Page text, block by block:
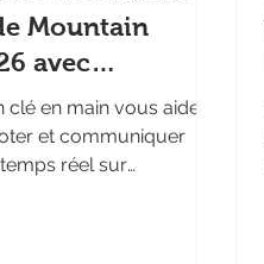
Mountain
avec
en main vous aidera
et communiquer
réel sur